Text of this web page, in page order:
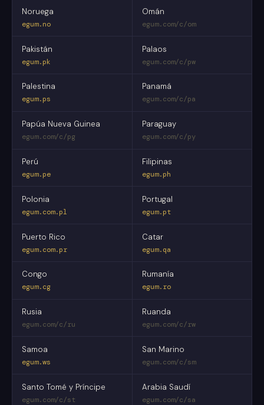
Noruega
egum.no
Omán
egum.com/c/om
Pakistán
egum.pk
Palaos
egum.com/c/pw
Palestina
egum.ps
Panamá
egum.com/c/pa
Papúa Nueva Guinea
egum.com/c/pg
Paraguay
egum.com/c/py
Perú
egum.pe
Filipinas
egum.ph
Polonia
egum.com.pl
Portugal
egum.pt
Puerto Rico
egum.com.pr
Catar
egum.qa
Congo
egum.cg
Rumanía
egum.ro
Rusia
egum.com/c/ru
Ruanda
egum.com/c/rw
Samoa
egum.ws
San Marino
egum.com/c/sm
Santo Tomé y Príncipe
egum.com/c/st
Arabia Saudí
egum.com/c/sa